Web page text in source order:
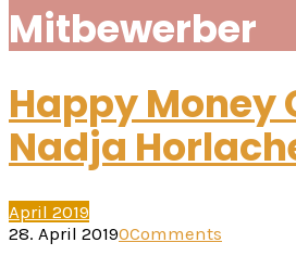
Mitbewerber
Happy Money
Nadja
April 2019
28. April 20190Comments